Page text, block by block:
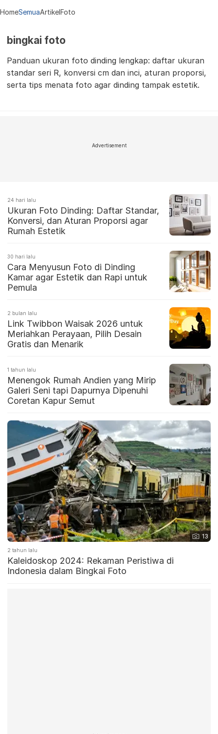
HomeSemuaArtikelFoto
bingkai foto
Panduan ukuran foto dinding lengkap: daftar ukuran
standar seri R, konversi cm dan inci, aturan proporsi,
serta tips menata foto agar dinding tampak estetik.
Advertisement
24 hari lalu
Ukuran Foto Dinding: Daftar Standar,
Konversi, dan Aturan Proporsi agar
Rumah Estetik
30 hari lalu
Cara Menyusun Foto di Dinding
Kamar agar Estetik dan Rapi untuk
Pemula
2 bulan lalu
Link Twibbon Waisak 2026 untuk
Meriahkan Perayaan, Pilih Desain
Gratis dan Menarik
1 tahun lalu
Menengok Rumah Andien yang Mirip
Galeri Seni tapi Dapurnya Dipenuhi
Coretan Kapur Semut
13
2 tahun lalu
Kaleidoskop 2024: Rekaman Peristiwa di
Indonesia dalam Bingkai Foto